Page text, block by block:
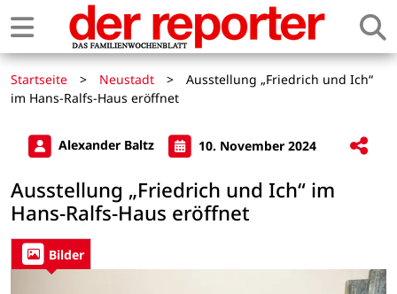
Startseite > Neustadt >
Ausstellung „Friedrich und Ich“
im Hans-Ralfs-Haus eröffnet
Alexander Baltz 10. November 2024
Ausstellung „Friedrich und Ich“ im
Hans-Ralfs-Haus eröffnet
Bilder